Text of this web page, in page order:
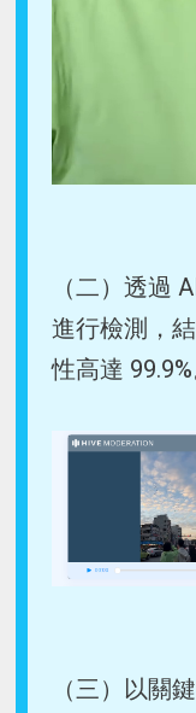
（二）透過
進行檢測，
性高達 99.9%
（三）以關